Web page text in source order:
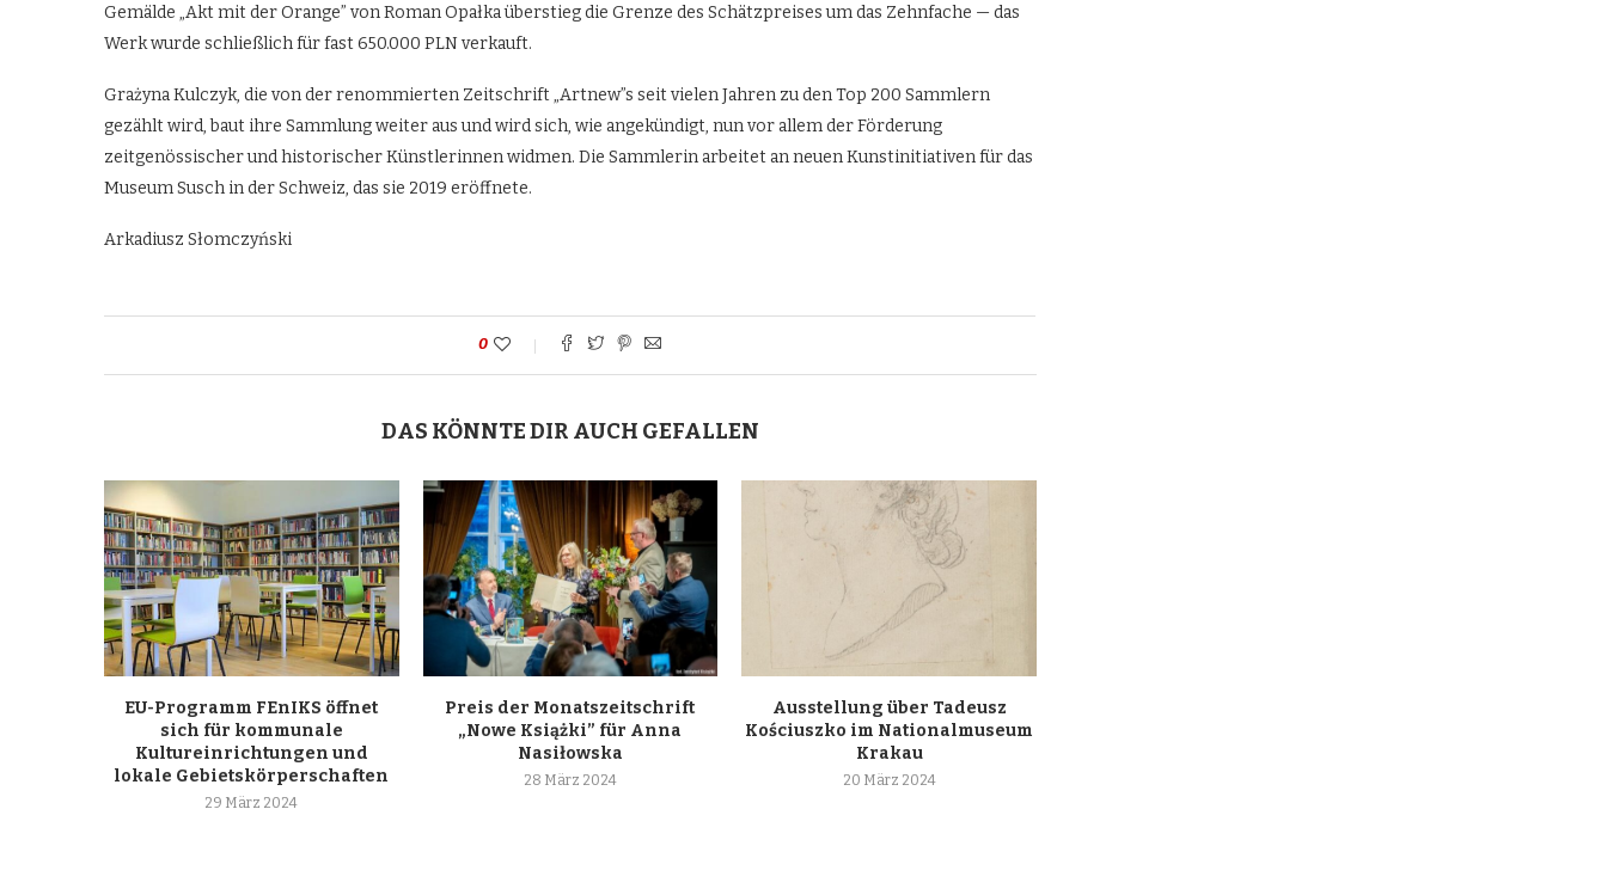
Gemälde „Akt mit der Orange” von Roman Opałka überstieg die Grenze des Schätzpreises um das Zehnfache — das
Werk wurde schließlich für fast 650.000 PLN verkauft.
Grażyna Kulczyk, die von der renommierten Zeitschrift „Artnew”s seit vielen Jahren zu den Top 200 Sammlern
gezählt wird, baut ihre Sammlung weiter aus und wird sich, wie angekündigt, nun vor allem der Förderung
zeitgenössischer und historischer Künstlerinnen widmen. Die Sammlerin arbeitet an neuen Kunstinitiativen für das
Museum Susch in der Schweiz, das sie 2019 eröffnete.
Arkadiusz Słomczyński
0
DAS KÖNNTE DIR AUCH GEFALLEN
EU-Programm FEnIKS öffnet
sich für kommunale
Kultureinrichtungen und
lokale Gebietskörperschaften
29 März 2024
Preis der Monatszeitschrift
„Nowe Książki” für Anna
Nasiłowska
28 März 2024
Ausstellung über Tadeusz
Kościuszko im Nationalmuseum
Krakau
20 März 2024